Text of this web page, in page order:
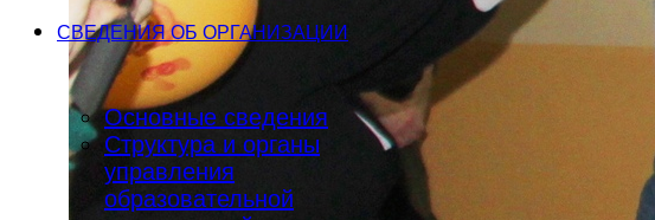
СВЕДЕНИЯ ОБ ОРГАНИЗАЦИИ
Основные сведения
Структура и органы
управления
образовательной